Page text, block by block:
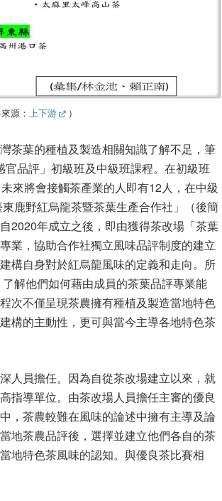
源： 上下游 ）
茶葉的種植及製造相關知識了解不足，筆
品評」初級班及中級班課程。在初級班
來將會接觸茶產業的人即有12人，在中級
鹿野紅烏龍茶暨茶葉生產合作社」（後簡
2020年成立之後，即由獲得茶改場「茶葉
業，協助合作社獨立風味品評制度的建立
構自身對於紅烏龍風味的定義和走向。所
解他們如何藉由成員的茶葉品評專業能
次不僅呈現茶農擁有種植及製造當地特色
構的主動性，更可與當今主導各地特色茶
人員擔任。因為自從茶改場建立以來，就
指導單位。由茶改場人員擔任主審的優良
，茶農較難在風味的論述中擁有主導及論
地茶農品評後，選擇並建立他們各自的茶
地特色茶風味的認知。與優良茶比賽相